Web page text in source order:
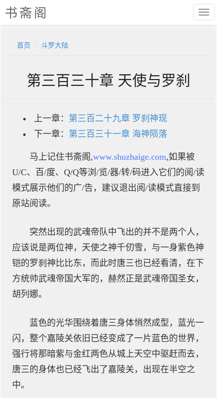
书斋阁
首页 斗罗大陆
第三百三十章 天使与罗刹
上一章： 第三百二十九章 罗刹神现
下一章： 第三百三十一章 海神陨落
马上记住书斋阁,www.shuzhaige.com,如果被
U/C、百/度、Q/Q等浏/览/器/转/码进入它们的阅/读
模式展示他们的广/告，建议退出阅/读模式直接到
原站阅读。
突然出现的武魂帝队中飞出的并不是两个人，
应该说是两位神，天使之神千仞雪，与一身紫色神
铠的罗刹神比比东，而此时唐三也已经看清，在下
方统帅武魂帝国大军的，赫然正是武魂帝国圣女，
胡列娜。
蓝色的光华围绕着唐三身体悄然成型，蓝光一
闪，整个嘉陵关依旧已经变成了一片蓝色的世界，
强行将那暗紫与金红两色从城上天空中驱赶而去，
唐三的身体也已经飞出了嘉陵关，出现在半空之
中。